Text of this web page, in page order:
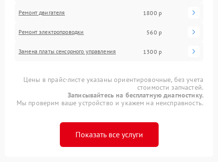
Ремонт двигателя 1800 р
Ремонт электропроводки 560 р
Замена платы сенсорного управления 1300 р
Цены в прайс-листе указаны ориентировочные, без учета
стоимости запчастей.
Записывайтесь на бесплатную диагностику.
Мы проверим ваше устройство и укажем на неисправность.
Показать все услуги